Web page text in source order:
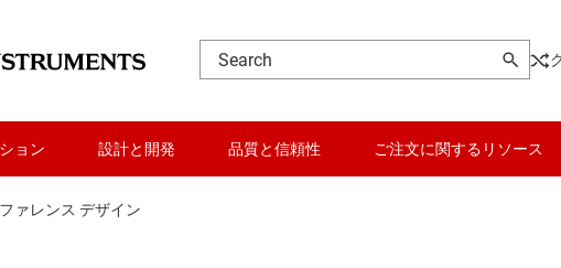
ョン 設計と開発 品質と信頼性 ご注文に関するリソース
ァレンス デザイン